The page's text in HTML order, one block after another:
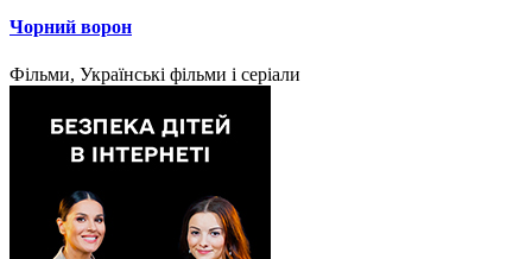
Чорний ворон
Фільми, Українські фільми і серіали